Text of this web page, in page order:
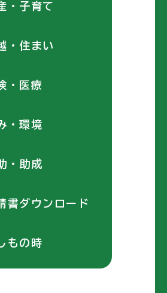
・子育て
・住まい
・医療
・環境
・助成
書ダウンロード
もの時